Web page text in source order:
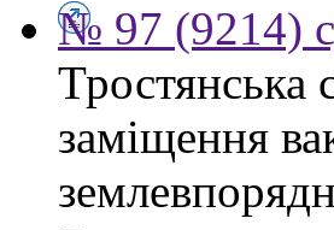
№ 97 (9214)
Тростянська
заміщення